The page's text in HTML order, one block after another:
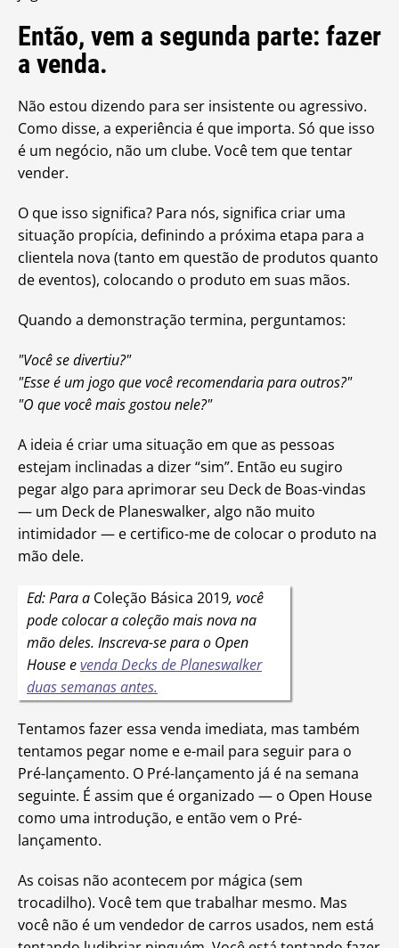
Então, vem a segunda parte: fazer
a venda.
Não estou dizendo para ser insistente ou agressivo.
Como disse, a experiência é que importa. Só que isso
é um negócio, não um clube. Você tem que tentar
vender.
O que isso significa? Para nós, significa criar uma
situação propícia, definindo a próxima etapa para a
clientela nova (tanto em questão de produtos quanto
de eventos), colocando o produto em suas mãos.
Quando a demonstração termina, perguntamos:
"Você se divertiu?"
"Esse é um jogo que você recomendaria para outros?"
"O que você mais gostou nele?"
A ideia é criar uma situação em que as pessoas
estejam inclinadas a dizer “sim”. Então eu sugiro
pegar algo para aprimorar seu Deck de Boas-vindas
— um Deck de Planeswalker, algo não muito
intimidador — e certifico-me de colocar o produto na
mão dele.
Ed: Para a Coleção Básica 2019, você
pode colocar a coleção mais nova na
mão deles. Inscreva-se para o Open
House evenda Decks de Planeswalker
duas semanas antes.
Tentamos fazer essa venda imediata, mas também
tentamos pegar nome e e-mail para seguir para o
Pré-lançamento. O Pré-lançamento já é na semana
seguinte. É assim que é organizado — o Open House
como uma introdução, e então vem o Pré-
lançamento.
As coisas não acontecem por mágica (sem
trocadilho). Você tem que trabalhar mesmo. Mas
você não é um vendedor de carros usados, nem está